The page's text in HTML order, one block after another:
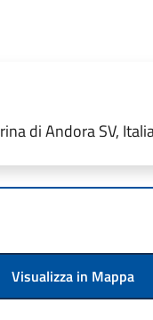
di Andora SV,
Visualizza in Mappa